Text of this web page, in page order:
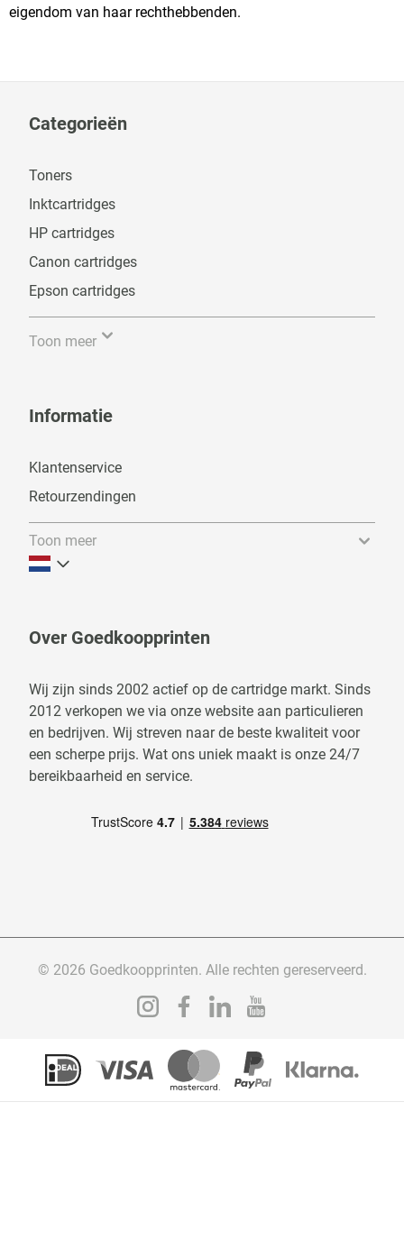
eigendom van haar rechthebbenden.
Categorieën
Toners
Inktcartridges
HP cartridges
Canon cartridges
Epson cartridges
Toon meer
Informatie
Klantenservice
Retourzendingen
Toon meer
Over Goedkoopprinten
Wij zijn sinds 2002 actief op de cartridge markt. Sinds
2012 verkopen we via onze website aan particulieren
en bedrijven. Wij streven naar de beste kwaliteit voor
een scherpe prijs. Wat ons uniek maakt is onze 24/7
bereikbaarheid en service.
© 2026 Goedkoopprinten. Alle rechten gereserveerd.